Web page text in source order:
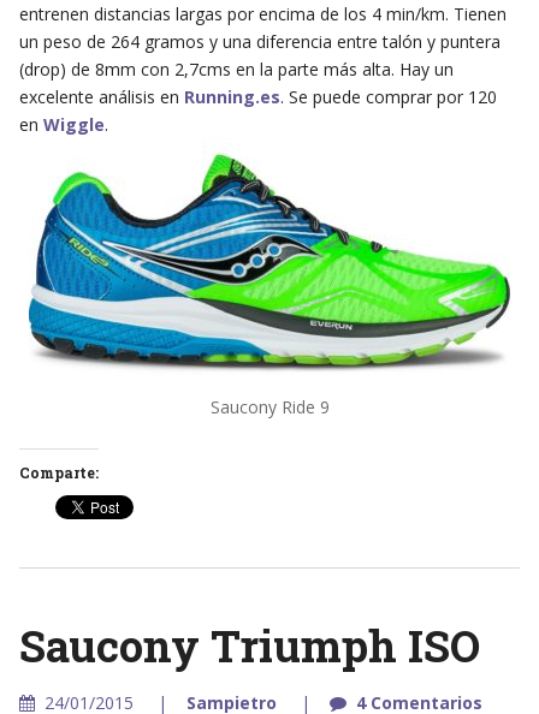
entrenen distancias largas por encima de los 4 min/km. Tienen
un peso de 264 gramos y una diferencia entre talón y puntera
(drop) de 8mm con 2,7cms en la parte más alta. Hay un
excelente análisis en Running.es. Se puede comprar por 120
en Wiggle.
Saucony Ride 9
Comparte:
Saucony Triumph ISO
24/01/2015 Sampietro 4 Comentarios